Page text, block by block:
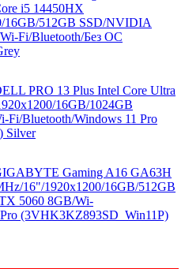
i5 14450HX
16GB/512GB SSD/NVIDIA
Fi/Bluetooth/Без ОС
PRO 13 Plus Intel Core Ultra
16GB/1024GB
Fi/Bluetooth/Windows 11 Pro
Silver
Gaming A16 GA63H
16"/1920x1200/16GB/512GB
5060 8GB/Wi-
(3VHK3KZ893SD_Win11P)